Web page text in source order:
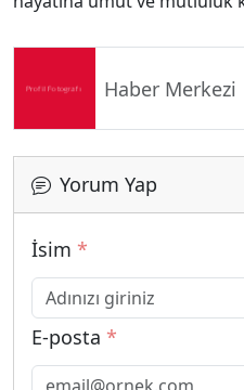
Haber Merkezi
Yorum Yap
İsim *
E-posta *